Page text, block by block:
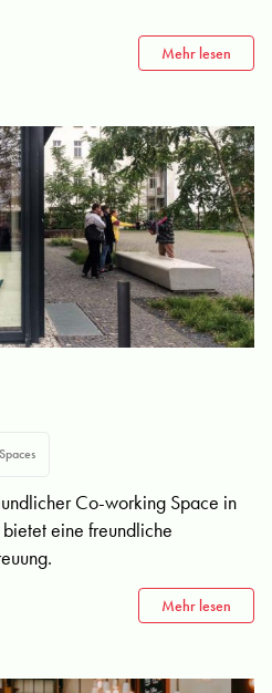
Mehr lesen
Co-working Space in
eine freundliche
Mehr lesen